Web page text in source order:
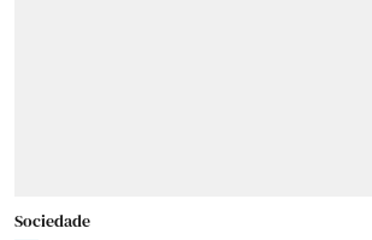
Sociedade